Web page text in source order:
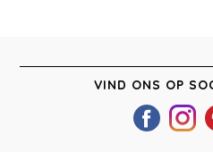
VIND ONS OP